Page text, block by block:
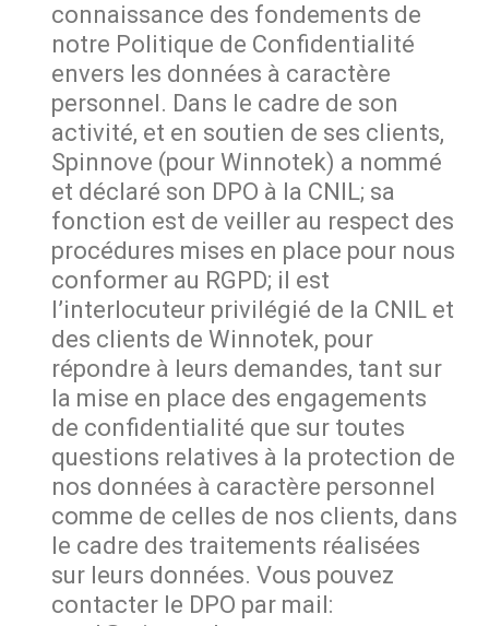
connaissance des fondements de
notre Politique de Confidentialité
envers les données à caractère
personnel. Dans le cadre de son
activité, et en soutien de ses clients,
Spinnove (pour Winnotek) a nommé
et déclaré son DPO à la CNIL; sa
fonction est de veiller au respect des
procédures mises en place pour nous
conformer au RGPD; il est
l’interlocuteur privilégié de la CNIL et
des clients de Winnotek, pour
répondre à leurs demandes, tant sur
la mise en place des engagements
de confidentialité que sur toutes
questions relatives à la protection de
nos données à caractère personnel
comme de celles de nos clients, dans
le cadre des traitements réalisées
sur leurs données. Vous pouvez
contacter le DPO par mail: